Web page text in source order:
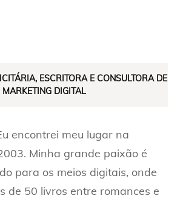
ESCRITORA E CONSULTORA DE
MARKETING DIGITAL
encontrei meu lugar na
Minha grande paixão é
para os meios digitais, onde
de 50 livros entre romances e